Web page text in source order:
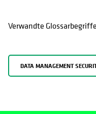
Verwandte Glossarbegriffe
DATA MANAGEMENT